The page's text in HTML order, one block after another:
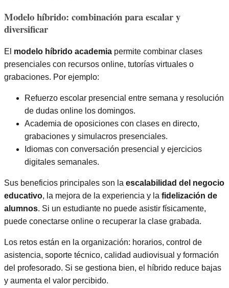
Modelo híbrido: combinación para escalar y
diversificar
El modelo híbrido academia permite combinar clases
presenciales con recursos online, tutorías virtuales o
grabaciones. Por ejemplo:
Refuerzo escolar presencial entre semana y resolución
de dudas online los domingos.
Academia de oposiciones con clases en directo,
grabaciones y simulacros presenciales.
Idiomas con conversación presencial y ejercicios
digitales semanales.
Sus beneficios principales son la escalabilidad del negocio
educativo, la mejora de la experiencia y la fidelización de
alumnos. Si un estudiante no puede asistir físicamente,
puede conectarse online o recuperar la clase grabada.
Los retos están en la organización: horarios, control de
asistencia, soporte técnico, calidad audiovisual y formación
del profesorado. Si se gestiona bien, el híbrido reduce bajas
y aumenta el valor percibido.